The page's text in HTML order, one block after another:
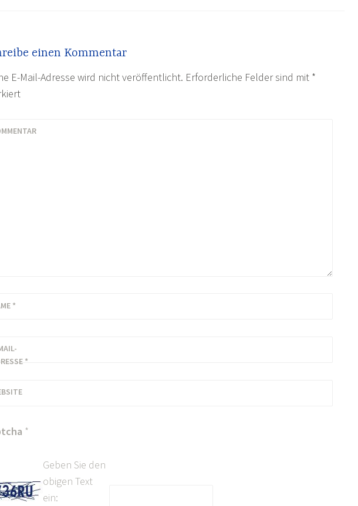
einen Kommentar
E-Mail-Adresse wird nicht veröffentlicht. Erforderliche Felder sind mit *
*
*
*
Geben Sie den
obigen Text
ein: